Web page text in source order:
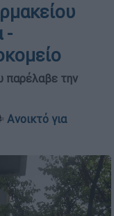
-
παρέλαβε την
Ανοικτό για